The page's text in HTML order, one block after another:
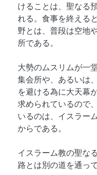
けることは、聖なる
れる。食事を終える
野とは、普段は空地
所である。
大勢のムスリムが一
集会所や、あるいは
を避ける為に大天幕
求められているので
いるのは、イスラー
からである。
イスラーム教の聖な
路とは別の道を通っ